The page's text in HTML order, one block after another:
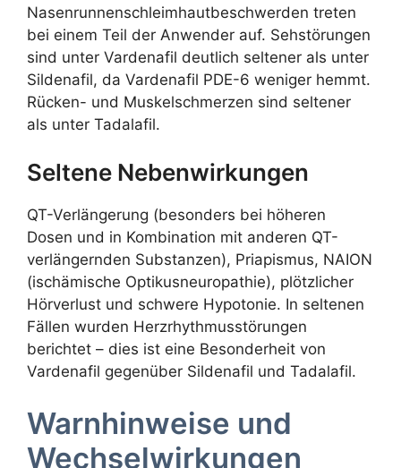
Nasenrunnenschleimhautbeschwerden treten
bei einem Teil der Anwender auf. Sehstörungen
sind unter Vardenafil deutlich seltener als unter
Sildenafil, da Vardenafil PDE-6 weniger hemmt.
Rücken- und Muskelschmerzen sind seltener
als unter Tadalafil.
Seltene Nebenwirkungen
QT-Verlängerung (besonders bei höheren
Dosen und in Kombination mit anderen QT-
verlängernden Substanzen), Priapismus, NAION
(ischämische Optikusneuropathie), plötzlicher
Hörverlust und schwere Hypotonie. In seltenen
Fällen wurden Herzrhythmusstörungen
berichtet – dies ist eine Besonderheit von
Vardenafil gegenüber Sildenafil und Tadalafil.
Warnhinweise und
Wechselwirkungen